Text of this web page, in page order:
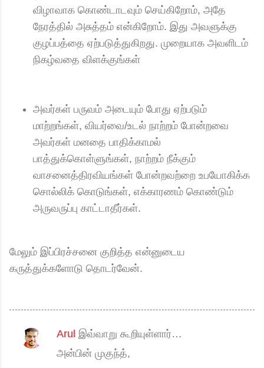
விழாவாக கொண்டாடவும் செய்கிறோம், அதே
நேரத்தில் அசுத்தம் என்கிறோம். இது அவளுக்கு
குழப்பத்தை ஏற்படுத்துகிறது. முறையாக அவளிடம்
நிகழ்வதை விளக்குங்கள்
அவர்கள் பருவம் அடையும் போது ஏற்படும்
மாற்றங்கள், வியர்வை/உடல் நாற்றம் போன்றவை
அவர்கள் மனதை பாதிக்காமல்
பாத்துக்கொள்ளுங்கள், நாற்றம் நீக்கும்
வாசனைத்திரவியங்கள் போன்றவற்றை உபயோகிக்க
சொல்லிக் கொடுங்கள், எக்காரணம் கொண்டும்
அருவருப்பு காட்டாதீர்கள்.
மேலும் இப்பிரச்சனை குறித்த என்னுடைய
கருத்துக்களோடு தொடர்வேன்.
க
Arul இவ்வாறு கூறியுள்ளார்…
அன்பின் முகுந்த்,